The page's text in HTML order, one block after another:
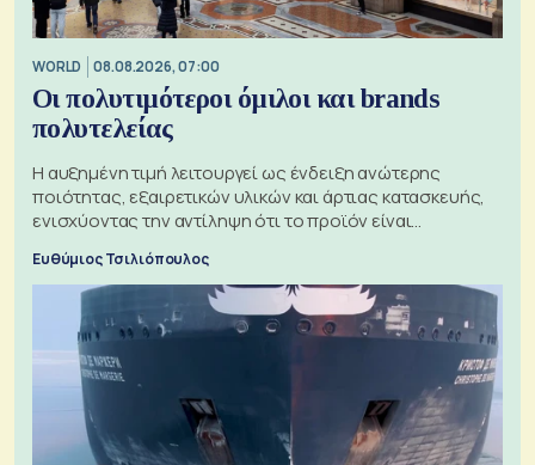
WORLD 08.08.2026, 07:00
Οι πολυτιμότεροι όμιλοι και brands
πολυτελείας
Η αυξημένη τιμή λειτουργεί ως ένδειξη ανώτερης
ποιότητας, εξαιρετικών υλικών και άρτιας κατασκευής,
ενισχύοντας την αντίληψη ότι το προϊόν είναι
Ευθύμιος Τσιλιόπουλος